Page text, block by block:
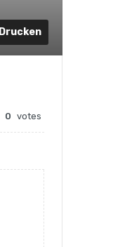
Drucken
0 votes